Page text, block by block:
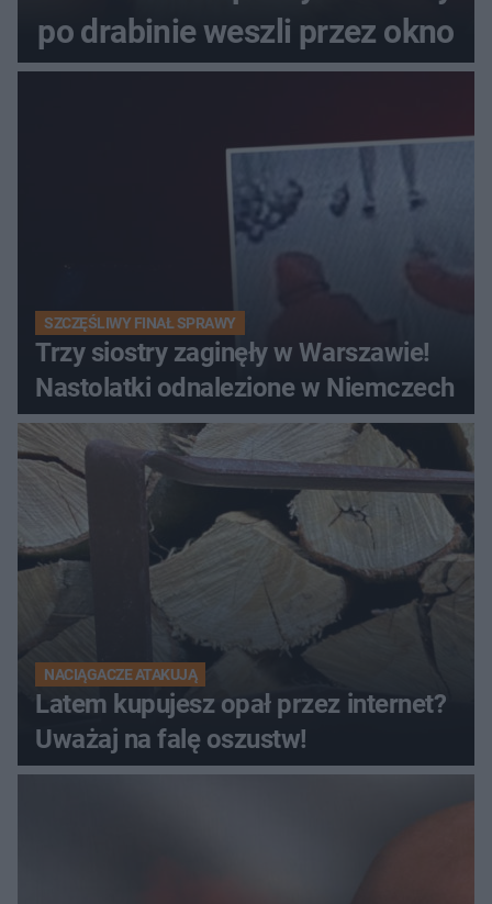
po drabinie weszli przez okno
SZCZĘŚLIWY FINAŁ SPRAWY
Trzy siostry zaginęły w Warszawie!
Nastolatki odnalezione w Niemczech
NACIĄGACZE ATAKUJĄ
Latem kupujesz opał przez internet?
Uważaj na falę oszustw!